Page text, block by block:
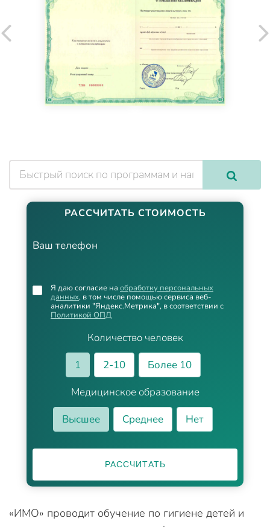
РАССЧИТАТЬ СТОИМОСТЬ
Ваш телефон
Количество человек
1
2-10
Более 10
Медицинское образование
Высшее
Среднее Нет
Я даю согласие на обработку персональных
данных, в том числе помощью сервиса веб-
аналитики "Яндекс.Метрика", в соответствии с
Политикой ОПД
РАССЧИТАТЬ
«ИМО» проводит обучение по гигиене детей и